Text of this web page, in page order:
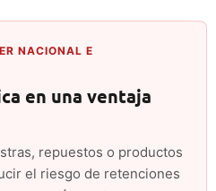
NACIONAL E
en una ventaja
repuestos o productos
el riesgo de retenciones